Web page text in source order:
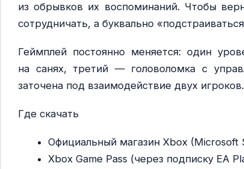
из обрывков их воспоминаний. Чтобы
сотрудничать, а буквально
Геймплей постоянно меняется: один
на санях, третий — головоломка с
заточена под взаимодействие двух игроков.
Где скачать
Официальный магазин Xbox (Microsoft
Xbox Game Pass (через подписку EA